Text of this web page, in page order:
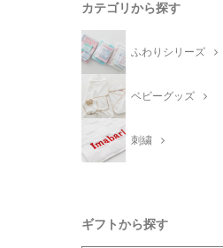
カテゴリから探す
ふわりシリーズ
ベビーグッズ
刺繍
ギフトから探す